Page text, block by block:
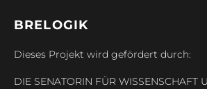
BRELOGIK
Dieses Projekt wird gefördert durch:
DIE SENATORIN FÜR WISSENSCHAFT